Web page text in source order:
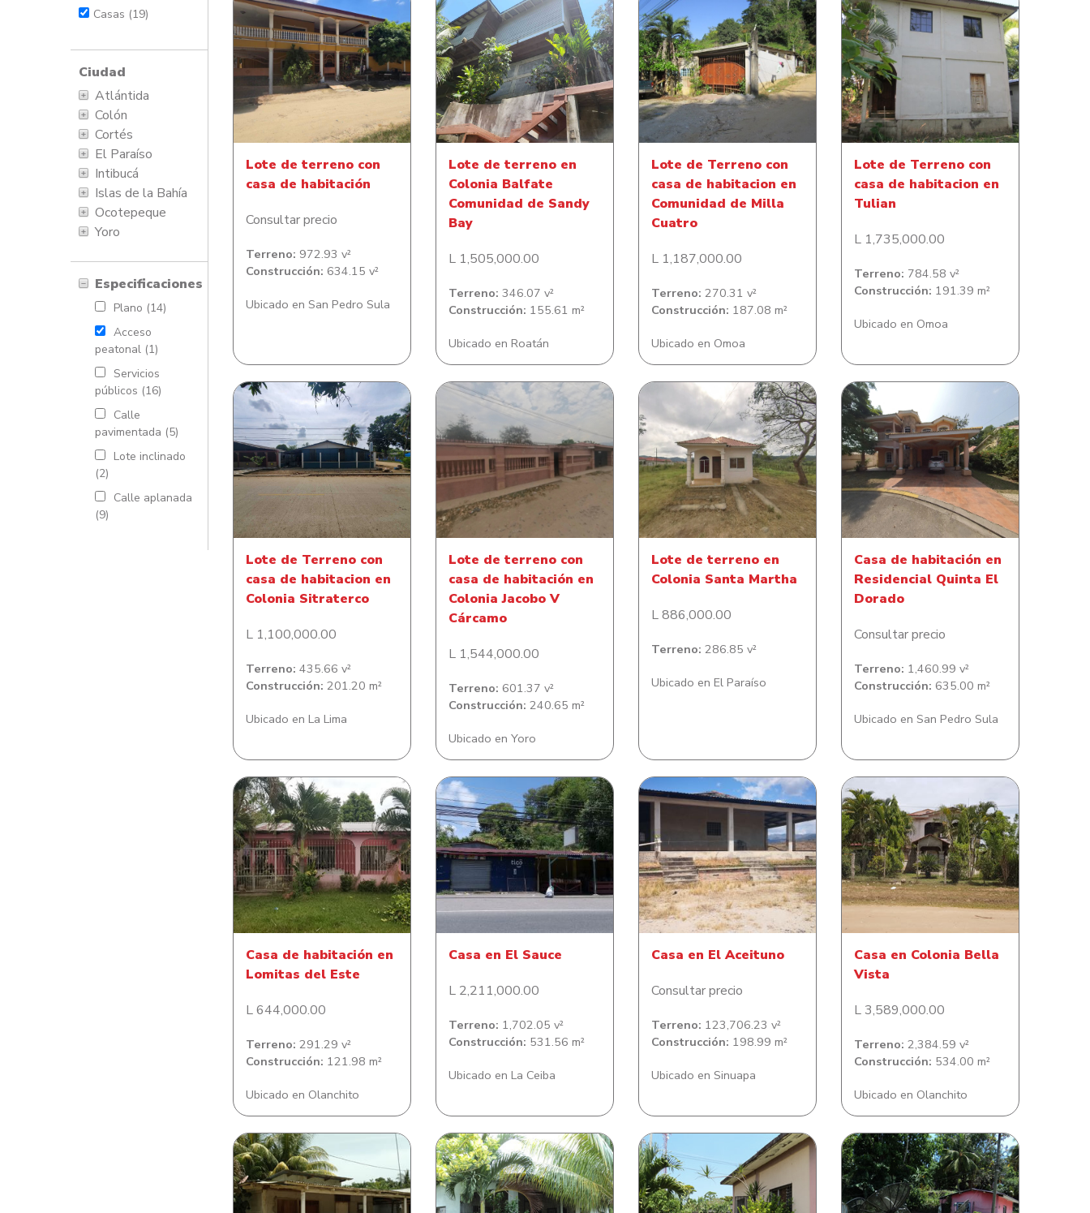
Casas (19)
Ciudad
Atlántida
Colón
Cortés
El Paraíso
Intibucá
Islas de la Bahía
Ocotepeque
Yoro
Especificaciones
Plano (14)
Acceso
peatonal (1)
Servicios
públicos (16)
Calle
pavimentada (5)
Lote inclinado
(2)
Calle aplanada
(9)
Lote de terreno con casa de
habitación
Lote de terreno con
casa de habitación
Consultar precio
Terreno: 972.93 v²
Construcción: 634.15 v²
Ubicado en San Pedro Sula
Lote de terreno en Colonia
Balfate Comunidad de
Sandy Bay
Lote de terreno en
Colonia Balfate
Comunidad de Sandy
Bay
L 1,505,000.00
Terreno: 346.07 v²
Construcción: 155.61 m²
Ubicado en Roatán
Lote de Terreno con casa
de habitacion en Comunidad
de Milla Cuatro
Lote de Terreno con
casa de habitacion en
Comunidad de Milla
Cuatro
L 1,187,000.00
Terreno: 270.31 v²
Construcción: 187.08 m²
Ubicado en Omoa
Lote de Terreno con casa
de habitacion en Tulian
Lote de Terreno con
casa de habitacion en
Tulian
L 1,735,000.00
Terreno: 784.58 v²
Construcción: 191.39 m²
Ubicado en Omoa
Lote de Terreno con casa
de habitacion en Colonia
Sitraterco
Lote de Terreno con
casa de habitacion en
Colonia Sitraterco
L 1,100,000.00
Terreno: 435.66 v²
Construcción: 201.20 m²
Ubicado en La Lima
Lote de terreno con casa de
habitación en Colonia Jacobo
V Cárcamo
Lote de terreno con
casa de habitación en
Colonia Jacobo V
Cárcamo
L 1,544,000.00
Terreno: 601.37 v²
Construcción: 240.65 m²
Ubicado en Yoro
Lote de terreno en Colonia
Santa Martha
Lote de terreno en
Colonia Santa Martha
L 886,000.00
Terreno: 286.85 v²
Ubicado en El Paraíso
Casa de habitación en
Residencial Quinta El
Dorado
Casa de habitación en
Residencial Quinta El
Dorado
Consultar precio
Terreno: 1,460.99 v²
Construcción: 635.00 m²
Ubicado en San Pedro Sula
Casa de habitación en
Lomitas del Este
Casa de habitación en
Lomitas del Este
L 644,000.00
Terreno: 291.29 v²
Construcción: 121.98 m²
Ubicado en Olanchito
Casa en El Sauce
Casa en El Sauce
L 2,211,000.00
Terreno: 1,702.05 v²
Construcción: 531.56 m²
Ubicado en La Ceiba
Casa en El Aceituno
Casa en El Aceituno
Consultar precio
Terreno: 123,706.23 v²
Construcción: 198.99 m²
Ubicado en Sinuapa
Casa en Colonia Bella Vista
Casa en Colonia Bella
Vista
L 3,589,000.00
Terreno: 2,384.59 v²
Construcción: 534.00 m²
Ubicado en Olanchito